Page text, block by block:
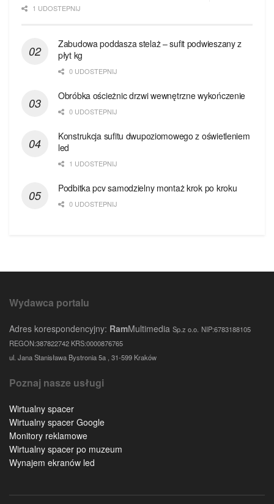
1 UDOSTEPNIJ
Zabudowa poddasza stelaż – sufit podwieszany z
płyt kg
0 UDOSTEPNIJ
Obróbka ościeżnic drzwi wewnętrzne wykończenie
0 UDOSTEPNIJ
Konstrukcja sufitu dwupoziomowego z oświetleniem
led
1 UDOSTEPNIJ
Podbitka pcv samodzielny montaż krok po kroku
0 UDOSTEPNIJ
Wydawca portalu
Adres korespondencyjny: RamMultimedia Sp.z o.o. NIP:6783188105
REGON:387822742 KRS:0000876765
ul. Jana Stanisława Bystronia 5a , 31-599 Kraków
Poznaj nasze usługi
Wirtualny spacer
Wirtualny spacer Google
Monitory reklamowe
Wirtualny spacer po muzeum
Wynajem ekranów led